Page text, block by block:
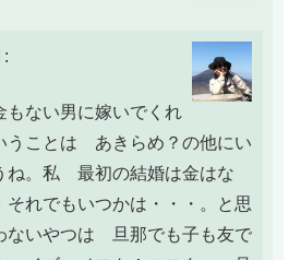
:
もない男に嫁いでくれ
ことは あきらめ？の他にい
ね。私 最初の結婚は金はな
それでもいつかは・・・。と思
ないやつは 旦那でも子も友で